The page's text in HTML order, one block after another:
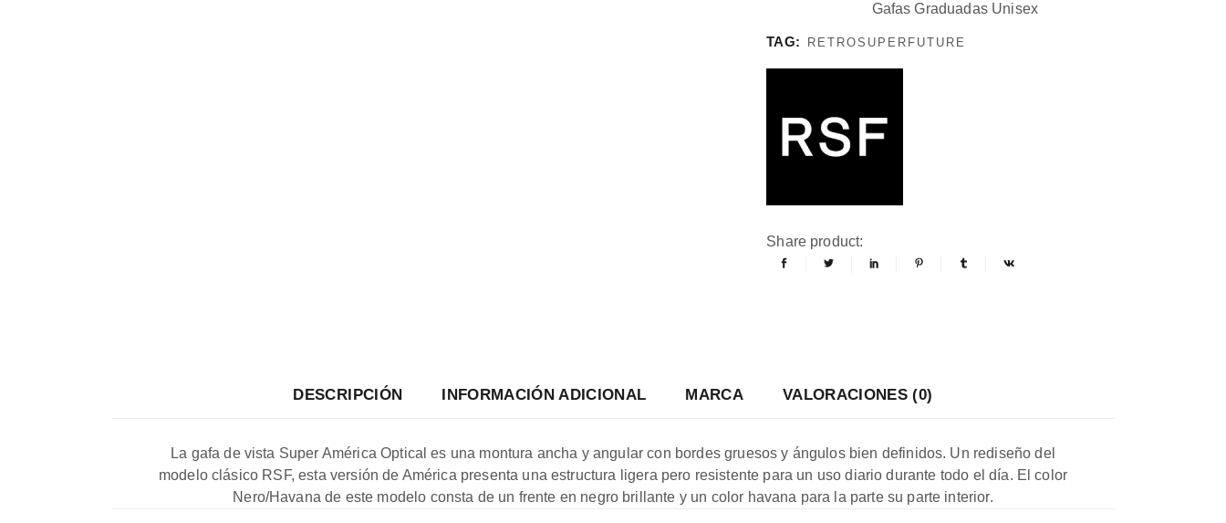
Gafas Graduadas Unisex
TAG: RETROSUPERFUTURE
Share product:
DESCRIPCIÓN INFORMACIÓN ADICIONAL MARCA VALORACIONES (0)
La gafa de vista Super América Optical es una montura ancha y angular con bordes gruesos y ángulos bien definidos. Un rediseño del
modelo clásico RSF, esta versión de América presenta una estructura ligera pero resistente para un uso diario durante todo el día. El color
Nero/Havana de este modelo consta de un frente en negro brillante y un color havana para la parte su parte interior.